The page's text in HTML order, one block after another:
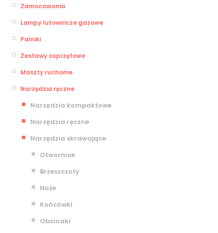
Zamocowania
Lampy lutownicze gazowe
Palniki
Zestawy osprzętowe
Maszty ruchome
Narzędzia ręczne
Narzędzia kompaktowe
Narzędzia ręczne
Narzędzia skrawające
Otwornice
Brzeszczoty
Noże
Końcówki
Obcinaki